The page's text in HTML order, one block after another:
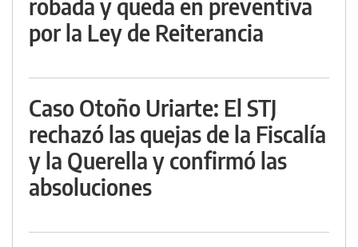
robada y queda en preventiva
por la Ley de Reiterancia
Caso Otoño Uriarte: El STJ
rechazó las quejas de la Fiscalía
y la Querella y confirmó las
absoluciones